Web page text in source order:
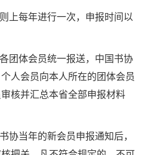
上每年进行一次，申报时间以
团体会员统一报送，中国书协
人会员向本人所在的团体会员
核并汇总本省全部申报材料
协当年的新会员申报通知后，